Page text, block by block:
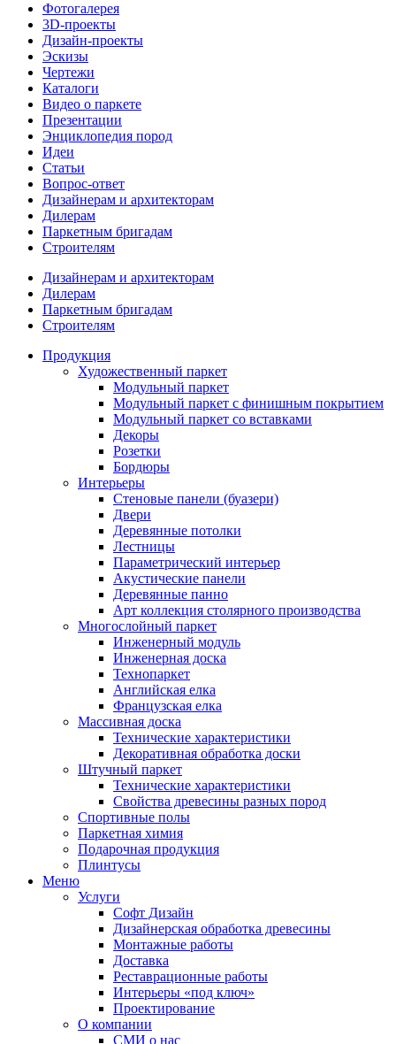
Фотогалерея
3D-проекты
Дизайн-проекты
Эскизы
Чертежи
Каталоги
Видео о паркете
Презентации
Энциклопедия пород
Идеи
Статьи
Вопрос-ответ
Дизайнерам и архитекторам
Дилерам
Паркетным бригадам
Строителям
Дизайнерам и архитекторам
Дилерам
Паркетным бригадам
Строителям
Продукция
Художественный паркет
Модульный паркет
Модульный паркет с финишным покрытием
Модульный паркет со вставками
Декоры
Розетки
Бордюры
Интерьеры
Стеновые панели (буазери)
Двери
Деревянные потолки
Лестницы
Параметрический интерьер
Акустические панели
Деревянные панно
Арт коллекция столярного производства
Многослойный паркет
Инженерный модуль
Инженерная доска
Технопаркет
Английская елка
Французская елка
Массивная доска
Технические характеристики
Декоративная обработка доски
Штучный паркет
Технические характеристики
Свойства древесины разных пород
Спортивные полы
Паркетная химия
Подарочная продукция
Плинтусы
Меню
Услуги
Софт Дизайн
Дизайнерская обработка древесины
Монтажные работы
Доставка
Реставрационные работы
Интерьеры «под ключ»
Проектирование
О компании
СМИ о нас